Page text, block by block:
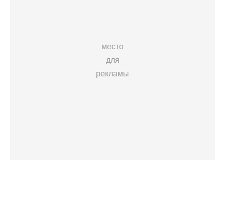
место
для
рекламы